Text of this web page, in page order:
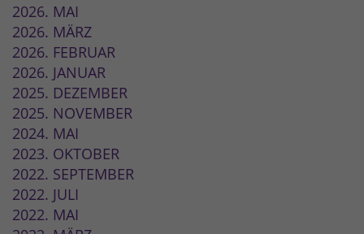
2026. MAI
2026. MÄRZ
2026. FEBRUAR
2026. JANUAR
2025. DEZEMBER
2025. NOVEMBER
2024. MAI
2023. OKTOBER
2022. SEPTEMBER
2022. JULI
2022. MAI